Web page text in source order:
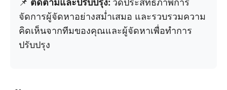
📌 ติดตามและปรับปรุง: วัดประสิทธิภาพการ
จัดการผู้จัดหาอย่างสม่ำเสมอ และรวบรวมความ
คิดเห็นจากทีมของคุณและผู้จัดหาเพื่อทำการ
ปรับปรุง